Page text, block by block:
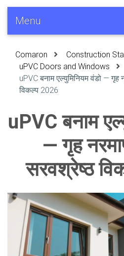
Menu
Comaron
Construction
uPVC Doors and Windows
uPVC बनाम एल्युमिनियम वंडो — गृह
विकल्प 2026
uPVC बनाम
— गृह
सरवश्रेष्ठ